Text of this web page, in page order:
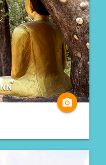
camera_alt